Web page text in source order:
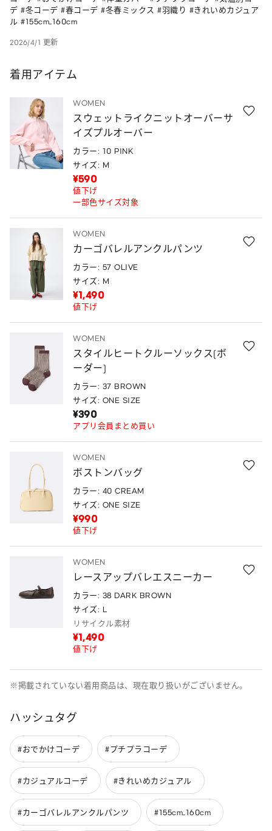
デ #冬コーデ #春コーデ #冬春ミックス #羽織り #きれいめカジュア
ル #155cm_160cm
2026/4/1 更新
着用アイテム
WOMEN
スウェットライクニットオーバーサ
イズプルオーバー
カラー: 10 PINK
サイズ: M
¥590
値下げ
一部色サイズ対象
WOMEN
カーゴバレルアンクルパンツ
カラー: 57 OLIVE
サイズ: M
¥1,490
値下げ
WOMEN
スタイルヒートクルーソックス(ボ
ーダー)
カラー: 37 BROWN
サイズ: ONE SIZE
¥390
アプリ会員まとめ買い
WOMEN
ボストンバッグ
カラー: 40 CREAM
サイズ: ONE SIZE
¥990
値下げ
WOMEN
レースアップバレエスニーカー
カラー: 38 DARK BROWN
サイズ: L
リサイクル素材
¥1,490
値下げ
※掲載されていない着用商品は、現在取り扱いがございません。
ハッシュタグ
#おでかけコーデ #プチプラコーデ
#カジュアルコーデ #きれいめカジュアル
#カーゴバレルアンクルパンツ #155cm_160cm